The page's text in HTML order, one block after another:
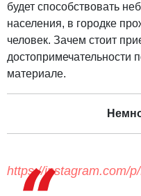
будет способствовать
населения, в городке
человек. Зачем стоит
достопримечательности
материале.
https://instagram.com/